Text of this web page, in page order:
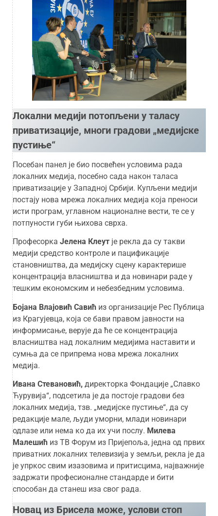
Локални медији потопљени у таласу
приватизације, многи градови „медијске
пустиње“
Посебан панел је био посвећен условима рада
локалних медија, посебно сада након таласа
приватизације у Западној Србији. Купљени медији
постају нова мрежа локалних медија која преноси
исти програм, углавном националне вести, те се у
потпуности губи њихова сврха.
Професорка Јелена Клеут је рекла да су такви
медији средство контроле и пацификације
становништва, да медијску сцену карактерише
концентрација власништва и да новинари раде у
тешким економским и небезбедним условима.
Бојана Влајовић Савић из организације Рес Публица
из Крагујевца, која се бави правом јавности на
информисање, верује да ће се концентрација
власништва над локалним медијима наставити и
сумња да се припрема нова мрежа локалних
медија.
Ивана Стевановић, директорка Фондације „Славко
Ћурувија“, подсетила је да постоје градови без
локалних медија, тзв. „медијске пустиње“, да су
редакције мале, људи уморни, млади новинари
одлазе или нема ко да их учи послу. Милева
Малешић из ТВ Форум из Пријепоља, једна од првих
приватних локалних телевизија у земљи, рекла је да
је упркос свим изазовима и притисцима, најважније
задржати професионалне стандарде и бити
способан да станеш иза свог рада.
Новац из Брисела може, услови стоп